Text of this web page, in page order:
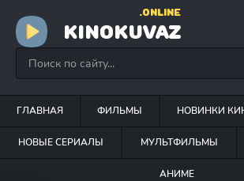
KINOKUVAZ
.ONLINE
ГЛАВНАЯ ФИЛЬМЫ НОВИНКИ
НОВЫЕ СЕРИАЛЫ МУЛЬТФИЛЬМЫ
АНИМЕ